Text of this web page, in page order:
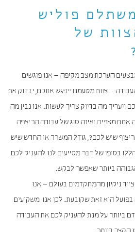
פוליש
של
הערכת מצב מקיפה – אנו פוגשים
– צוות מטעמנו ייפגש אתכם, יבדוק את
ויעריך מה בדיוק צריך לעשות. אנו נבין מה
מצפים ואיזה סוג של עבודה הריצפה
שיש לכם?, גודל המשרד או החדש שיש
בסופו של דבר מסייעים לנו להעניק לכם
ביותר שאפשר לבקש.
ניקיון מהמתקדמים בעולם – אנו
היא זאת שקובעת. לכן אנו משקיעים
ביותר על מנת להעניק לכם את העבודה